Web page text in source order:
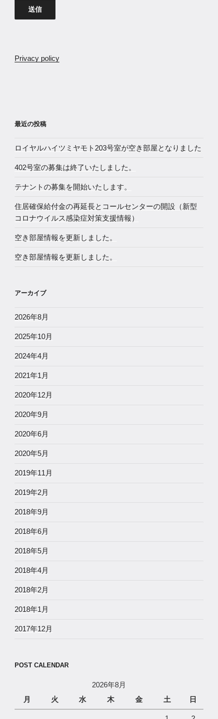
Privacy policy
最近の投稿
ロイヤルハイツミヤモト203号室が空き部屋となりました
402号室の募集は終了いたしました。
テナントの募集を開始いたします。
住居確保給付金の再延長とコールセンターの開設（新型
コロナウイルス感染症対策支援情報）
空き部屋情報を更新しました。
空き部屋情報を更新しました。
アーカイブ
2026年8月
2025年10月
2024年4月
2021年1月
2020年12月
2020年9月
2020年6月
2020年5月
2019年11月
2019年2月
2018年9月
2018年6月
2018年5月
2018年4月
2018年2月
2018年1月
2017年12月
POST CALENDAR
2026年8月
月
火 水 木 金 土 日